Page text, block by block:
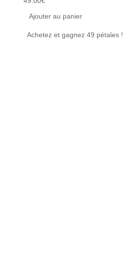
Ajouter au panier
Achetez et gagnez 49 pétales !